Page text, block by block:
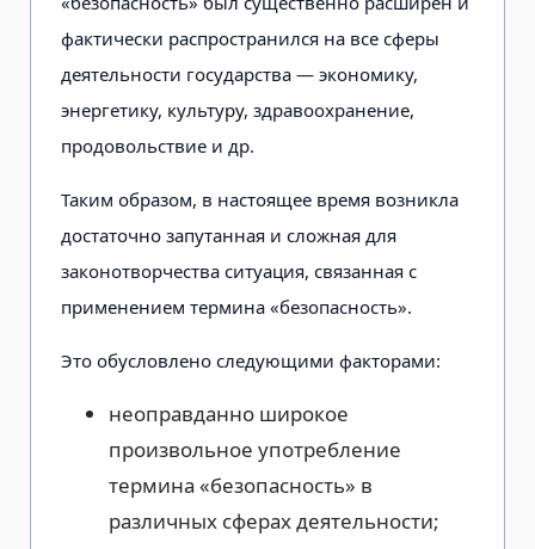
фактически распространился на все сферы
деятельности государства — экономику,
энергетику, культуру, здравоохранение,
продовольствие и др.
Таким образом, в настоящее время возникла
достаточно запутанная и сложная для
законотворчества ситуация, связанная с
применением термина «безопасность».
Это обусловлено следующими факторами:
неоправданно широкое
произвольное употребление
термина «безопасность» в
различных сферах деятельности;